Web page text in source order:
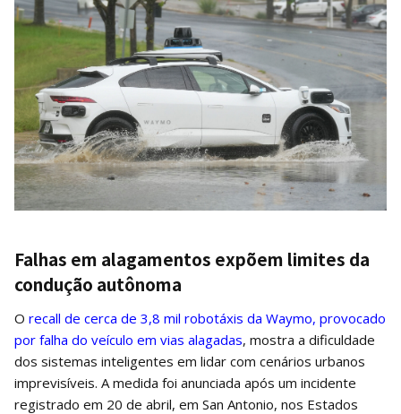
Falhas em alagamentos expõem limites da
condução autônoma
O recall de cerca de 3,8 mil robotáxis da Waymo, provocado
por falha do veículo em vias alagadas, mostra a dificuldade
dos sistemas inteligentes em lidar com cenários urbanos
imprevisíveis. A medida foi anunciada após um incidente
registrado em 20 de abril, em San Antonio, nos Estados